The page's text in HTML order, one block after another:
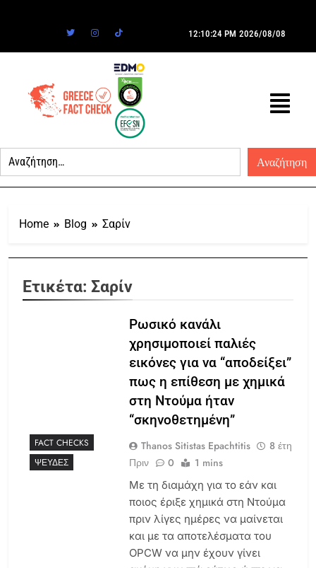
12:10:24 PM 2026/08/08
Home Blog Σαρίν
Ετικέτα: Σαρίν
FACT CHECKS
ΨΕΥΔΈΣ
Ρωσικό κανάλι
χρησιμοποιεί παλιές
εικόνες για να “αποδείξει”
πως η επίθεση με χημικά
στη Ντούμα ήταν
“σκηνοθετημένη”
Thanos Sitistas Epachtitis
8 έτη
Πριν
0 1 mins
Με τη διαμάχη για το εάν και
ποιος έριξε χημικά στη Ντούμα
πριν λίγες ημέρες να μαίνεται
και με τα αποτελέσματα του
OPCW να μην έχουν γίνει